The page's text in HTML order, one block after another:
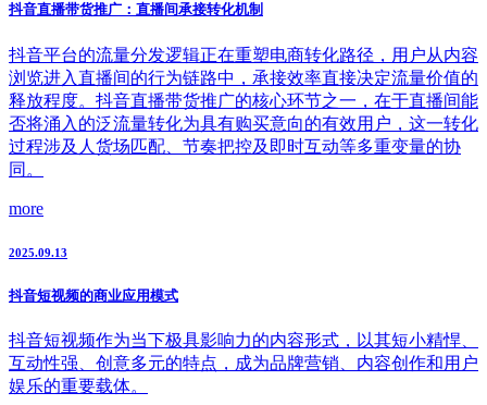
抖音直播带货推广：直播间承接转化机制
抖音平台的流量分发逻辑正在重塑电商转化路径，用户从内容
浏览进入直播间的行为链路中，承接效率直接决定流量价值的
释放程度。抖音直播带货推广的核心环节之一，在于直播间能
否将涌入的泛流量转化为具有购买意向的有效用户，这一转化
过程涉及人货场匹配、节奏把控及即时互动等多重变量的协
同。
more
2025.09.13
抖音短视频的商业应用模式
抖音短视频作为当下极具影响力的内容形式，以其短小精悍、
互动性强、创意多元的特点，成为品牌营销、内容创作和用户
娱乐的重要载体。